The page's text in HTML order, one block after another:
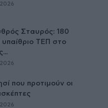
Σταυρός: 180
υπαίθριο ΤΕΠ στο
που προτιμούν οι